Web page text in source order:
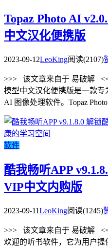
Topaz Photo AI
中文汉化便携版
2023-09-12LeoKing阅读(2107)
>>> 该文章来自于 易破解
模型中文汉化便携版是一款
AI 图像处理软件。Topaz
软件
酷我畅听APP
VIP中文内购版
2023-09-11LeoKing阅读(1245)
>>> 该文章来自于 易破解
欢迎的听书软件，它为用户